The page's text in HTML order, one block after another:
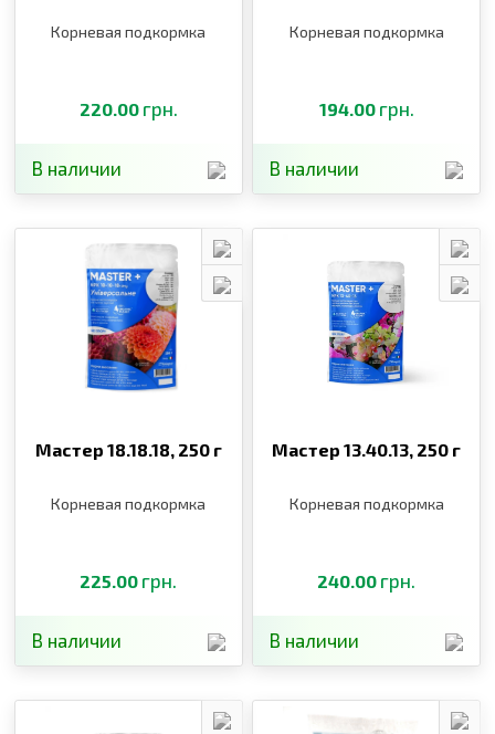
Корневая подкормка
220.00 грн.
В наличии
Корневая подкормка
194.00 грн.
В наличии
Мастер 18.18.18, 250 г
Корневая подкормка
225.00 грн.
В наличии
Мастер 13.40.13, 250 г
Корневая подкормка
240.00 грн.
В наличии